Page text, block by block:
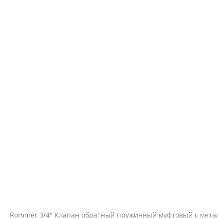
Rommer 3/4" Клапан обратный пружинный муфтовый с